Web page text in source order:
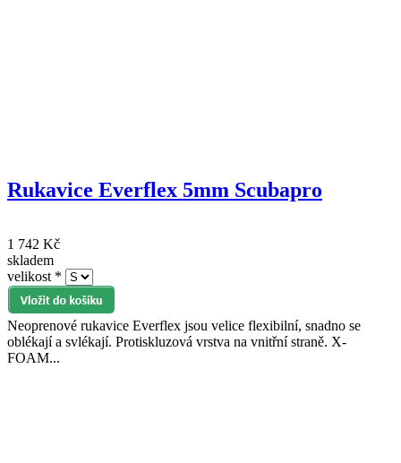
Rukavice Everflex 5mm Scubapro
1 742 Kč
skladem
velikost *
Neoprenové rukavice Everflex jsou velice flexibilní, snadno se
oblékají a svlékají. Protiskluzová vrstva na vnitřní straně. X-
FOAM...